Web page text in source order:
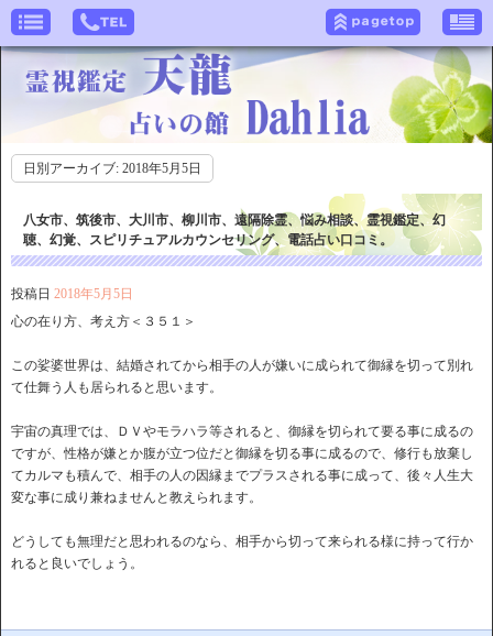
日別アーカイブ: 2018年5月5日
八女市、筑後市、大川市、柳川市、遠隔除霊、悩み相談、霊視鑑定、幻
聴、幻覚、スピリチュアルカウンセリング、電話占い口コミ。
投稿日 2018年5月5日
心の在り方、考え方＜３５１＞
この娑婆世界は、結婚されてから相手の人が嫌いに成られて御縁を切って別れ
て仕舞う人も居られると思います。
宇宙の真理では、ＤＶやモラハラ等されると、御縁を切られて要る事に成るの
ですが、性格が嫌とか腹が立つ位だと御縁を切る事に成るので、修行も放棄し
てカルマも積んで、相手の人の因縁までプラスされる事に成って、後々人生大
変な事に成り兼ねませんと教えられます。
どうしても無理だと思われるのなら、相手から切って来られる様に持って行か
れると良いでしょう。